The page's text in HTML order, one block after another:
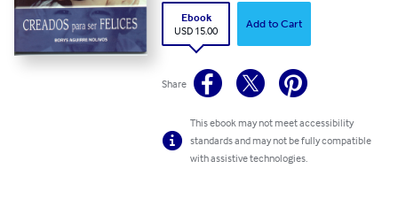
Ebook
USD 15.00
Add to Cart
Share
This ebook may not meet accessibility
standards and may not be fully compatible
with assistive technologies.